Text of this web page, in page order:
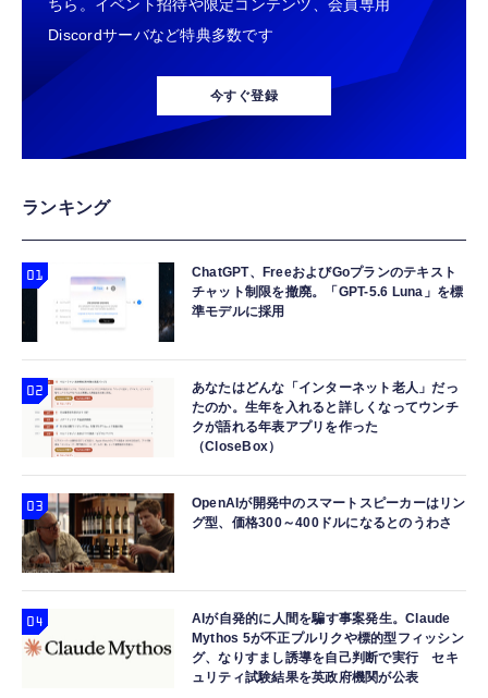
ちら。イベント招待や限定コンテンツ、会員専用
Discordサーバなど特典多数です
今すぐ登録
ランキング
ChatGPT、FreeおよびGoプランのテキスト
チャット制限を撤廃。「GPT-5.6 Luna」を標
準モデルに採用
あなたはどんな「インターネット老人」だっ
たのか。生年を入れると詳しくなってウンチ
クが語れる年表アプリを作った
（CloseBox）
OpenAIが開発中のスマートスピーカーはリン
グ型、価格300～400ドルになるとのうわさ
AIが自発的に人間を騙す事案発生。Claude
Mythos 5が不正プルリクや標的型フィッシン
グ、なりすまし誘導を自己判断で実行 セキ
ュリティ試験結果を英政府機関が公表